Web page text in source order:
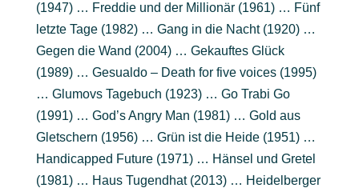
(1947) … Freddie und der Millionär (1961) … Fünf
letzte Tage (1982) … Gang in die Nacht (1920) …
Gegen die Wand (2004) … Gekauftes Glück
(1989) … Gesualdo – Death for five voices (1995)
… Glumovs Tagebuch (1923) … Go Trabi Go
(1991) … God’s Angry Man (1981) … Gold aus
Gletschern (1956) … Grün ist die Heide (1951) …
Handicapped Future (1971) … Hänsel und Gretel
(1981) … Haus Tugendhat (2013) … Heidelberger